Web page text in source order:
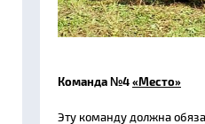
Команда №4 «Место»
Эту команду должна